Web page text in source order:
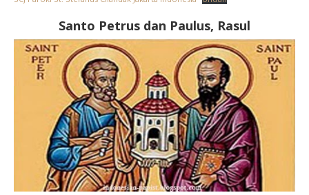
Santo Petrus dan Paulus, Rasul